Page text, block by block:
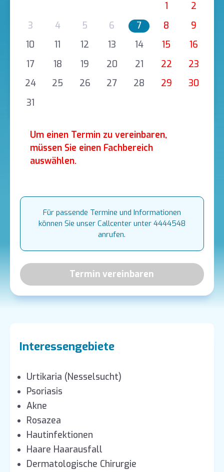
1
2
3
4 5 6 7 8
9
10
11 12 13 14 15
16
17
18 19 20 21 22
23
24
25 26 27 28 29
30
31
Um einen Termin zu vereinbaren,
müssen Sie einen Fachbereich
auswählen.
Für passende Termine und Informationen
können Sie unser Callcenter unter 4444548
anrufen.
Termin vereinbaren
Interessengebiete
Urtikaria (Nesselsucht)
Psoriasis
Akne
Rosazea
Hautinfektionen
Haare Haarausfall
Dermatologische Chirurgie